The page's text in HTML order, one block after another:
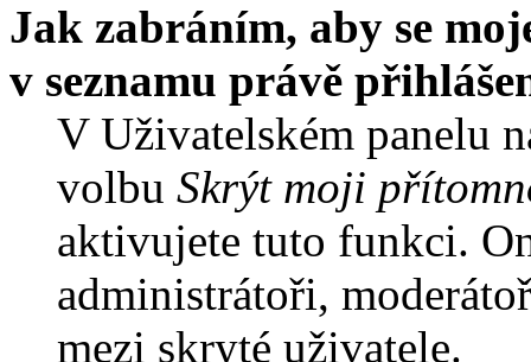
Jak zabráním, aby se
v seznamu právě
V Uživatelském panelu
volbu Skrýt moji
aktivujete tuto funkci.
administrátoři,
mezi skryté uživatele.